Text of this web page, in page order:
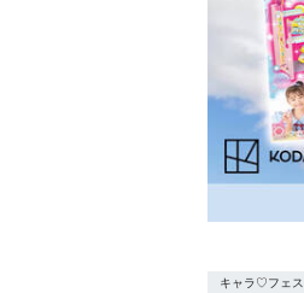
キャラ♡フェス